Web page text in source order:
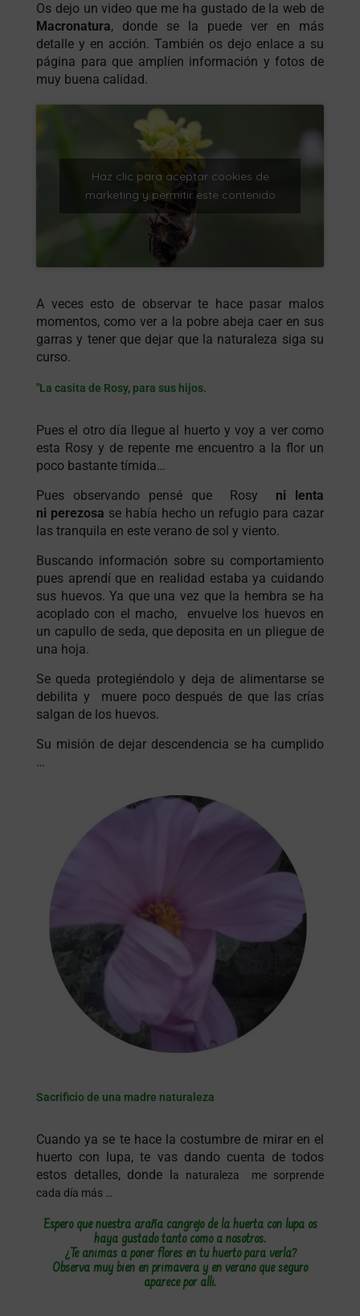
Os dejo un video que me ha gustado de la web de
Macronatura, donde se la puede ver en más
detalle y en acción. También os dejo enlace a su
página para que amplíen información y fotos de
muy buena calidad.
Haz clic para aceptar cookies de
marketing y permitir este contenido
A veces esto de observar te hace pasar malos
momentos, como ver a la pobre abeja caer en sus
garras y tener que dejar que la naturaleza siga su
curso.
"La casita de Rosy, para sus hijos.
Pues el otro día llegue al huerto y voy a ver como
esta Rosy y de repente me encuentro a la flor un
poco bastante tímida…
Pues observando pensé que Rosy ni lenta
ni perezosa se había hecho un refugio para cazar
las tranquila en este verano de sol y viento.
Buscando información sobre su comportamiento
pues aprendí que en realidad estaba ya cuidando
sus huevos. Ya que una vez que la hembra se ha
acoplado con el macho, envuelve los huevos en
un capullo de seda, que deposita en un pliegue de
una hoja.
Se queda protegiéndolo y deja de alimentarse se
debilita y muere poco después de que las crías
salgan de los huevos.
Su misión de dejar descendencia se ha cumplido
…
Sacrificio de una madre naturaleza
Cuando ya se te hace la costumbre de mirar en el
huerto con lupa, te vas dando cuenta de todos
estos detalles, donde la naturaleza me sorprende
cada día más …
Espero que nuestra araña cangrejo de la huerta con lupa os
haya gustado tanto como a nosotros.
¿Te animas a poner flores en tu huerto para verla?
Observa muy bien en primavera y en verano que seguro
aparece por allí.